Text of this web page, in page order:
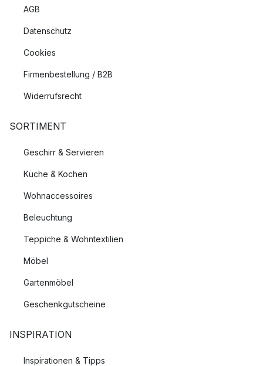
AGB
Datenschutz
Cookies
Firmenbestellung / B2B
Widerrufsrecht
SORTIMENT
Geschirr & Servieren
Küche & Kochen
Wohnaccessoires
Beleuchtung
Teppiche & Wohntextilien
Möbel
Gartenmöbel
Geschenkgutscheine
INSPIRATION
Inspirationen & Tipps